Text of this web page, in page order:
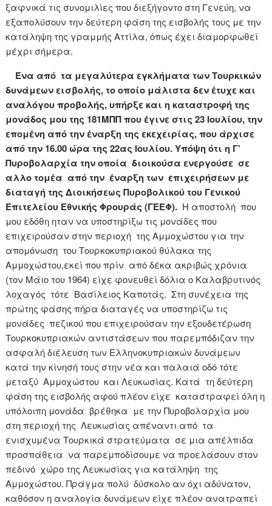
ξαφνικά τις συνομιλίες που διεξήγοντο στη Γενεύη, να
εξαπολύσουν την δεύτερη φάση της εισβολής τους με την
κατάληψη της γραμμής Αττίλα, όπως έχει διαμορφωθεί
μέχρι σήμερα.
Ένα από τα μεγαλύτερα εγκλήματα των Τουρκικών
δυνάμεων εισβολής, το οποίο μάλιστα δεν έτυχε και
αναλόγου προβολής, υπήρξε και η καταστροφή της
μονάδος μου της 181ΜΠΠ που έγινε στις 23 Ιουλίου, την
επομένη από την έναρξη της εκεχειρίας, που άρχισε
από την 16.00 ώρα της 22ας Ιουλίου. Υπόψη ότι η Γ’
Πυροβολαρχία την οποία διοικούσα ενεργούσε σε
αλλο τομέα από την έναρξη των επιχειρήσεων με
διαταγή της Διοικήσεως Πυροβολικού του Γενικού
Επιτελείου Εθνικής Φρουράς (ΓΕΕΦ). Η αποστολή που
μου εδόθη ηταν να υποστηρίξω τις μονάδες που
επιχειρούσαν στην περιοχή της Αμμοχώστου για την
απομόνωση του Τουρκοκυπριακού θύλακα της
Αμμοχώστου,εκεί που πρίν από δέκα ακριβώς χρόνια
(τον Μάιο του 1964) είχε φονευθεί δόλια ο Καλαβρυτινός
λοχαγός τότε Βασίλειος Καποτάς. Στη συνέχεια της
πρώτης φάσης πήρα διαταγές να υποστηρίζω τις
μονάδες πεζικού που επιχειρούσαν την εξουδετέρωση
Τουρκοκυπριακών αντιστάσεων που παρεμπόδιζαν την
ασφαλή διέλευση των Ελληνοκυπριακών δυνάμεων
κατά την κίνησή τους στην νέα και παλαιά οδό τότε
μεταξύ Αμμοχώστου και Λευκωσίας. Κατά τη δεύτερη
φάση της εισβολής αφού πλέον είχε καταστραφεί όλη η
υπόλοιπη μονάδα βρέθηκα με την Πυροβολαρχία μου
στη περιοχή της Λευκωσίας απέναντι από τα
ενισχυμένα Τουρκικά στρατεύματα σε μια απέλπιδα
προσπάθεια να παρεμποδίσουμε να προελάσουν στον
πεδινό χώρο της Λευκωσίας για κατάληψη της
Αμμοχώστου. Πράγμα πολύ δύσκολο αν όχι αδύνατον,
καθόσον η αναλογία δυνάμεων είχε πλέον ανατραπεί